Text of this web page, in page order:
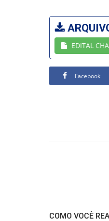
EDITAL
Facebook
COMO VOCÊ